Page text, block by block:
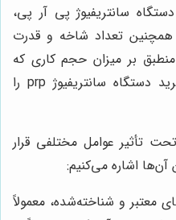
سانتریفیوژ پی آر پی،
همچنین تعداد شاخه و قدرت
بر میزان حجم کاری که
دارید، می بایست انتخاب و خرید دستگاه سانتریفیوژ prp را
قیمت دستگاه سانتریفیوژ PRP تحت تأثیر عوامل مختلفی قرار
آن‌ها اشاره می‌کنیم:
معتبر و شناخته‌شده، معمولاً